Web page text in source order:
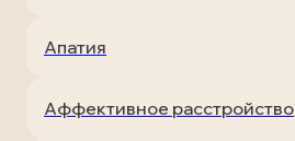
Апатия
Аффективное расстройство